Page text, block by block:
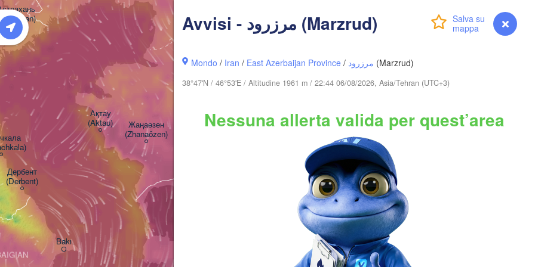
Accedi Premium myVentusky Previsione Avvisi - مرزرود (Marzrud)
Mondo / Iran / East Azerbaijan Province /مرزرود (Marzrud)
38°47'N / 46°53'E / Altitudine 1961 m / 22:44 06/08/2026, Asia/Tehran (UTC+3)
Nessuna allerta valida per quest’area
(Astrakhan)
Ақтау
(Aktau)
Дербент
(Derbent)
Жаңаөзен
(Zhanaözen)
Bakı
Nókis